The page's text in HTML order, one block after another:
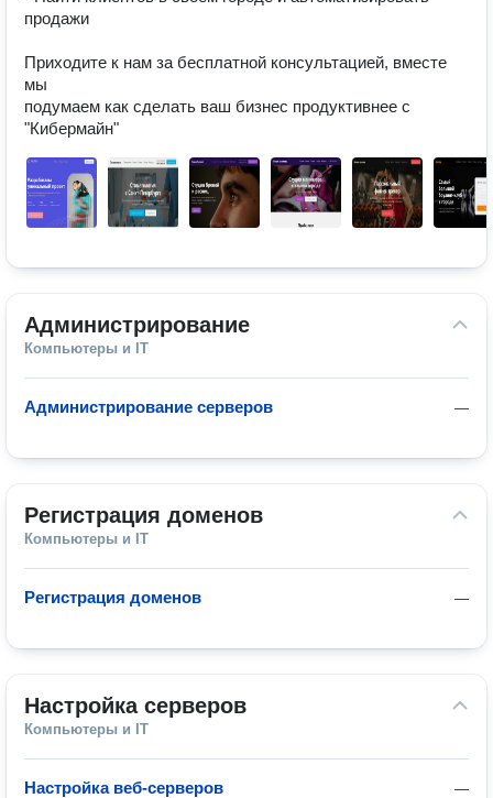
продажи
Приходите к нам за бесплатной консультацией, вместе
мы
подумаем как сделать ваш бизнес продуктивнее с
"Кибермайн"
Администрирование
Компьютеры и IT
—
Администрирование серверов
Регистрация доменов
Компьютеры и IT
—
Регистрация доменов
Настройка серверов
Компьютеры и IT
—
Настройка веб-серверов